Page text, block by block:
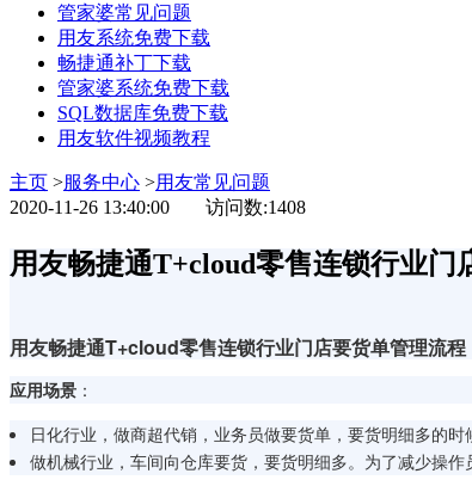
管家婆常见问题
用友系统免费下载
畅捷通补丁下载
管家婆系统免费下载
SQL数据库免费下载
用友软件视频教程
主页 >服务中心 >用友常见问题
2020-11-26 13:40:00
访问数:1408
用友畅捷通T+cloud零售连锁行业门
用友畅捷通T+cloud零售连锁行业门店要货单管理流程
应用场景 ：
日化行业，做商超代销，业务员做要货单，要货明细多的
做机械行业，车间向仓库要货，要货明细多。为了减少操